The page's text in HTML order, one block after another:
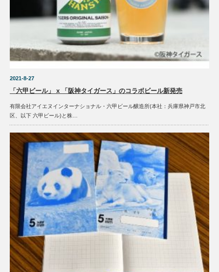
2021-8-27
「六甲ビール」 x 「阪神タイガース」のコラボビール新発売
有限会社アイエヌインターナショナル・六甲ビール醸造所(本社：兵庫県神戸市北
区、以下 六甲ビール)と株…